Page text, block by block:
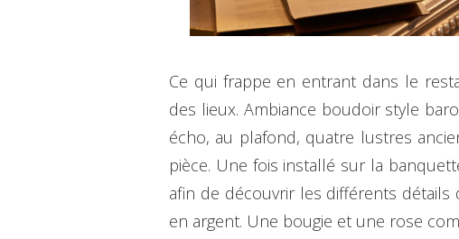
Ce qui frappe en entrant dans le
des lieux. Ambiance boudoir style
écho, au plafond, quatre lustres
pièce. Une fois installé sur la
afin de découvrir les différents
en argent. Une bougie et une rose